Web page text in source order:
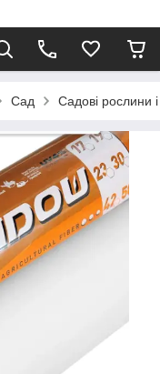
Сад Садові рослини